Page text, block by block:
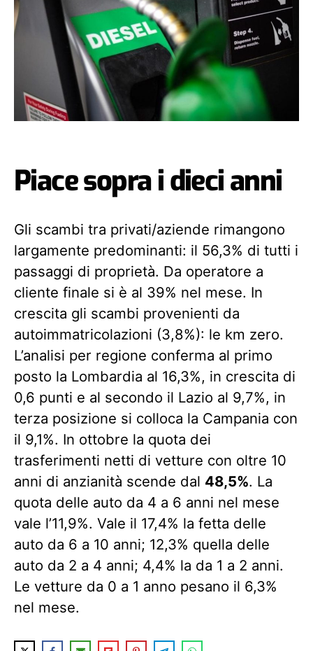
Piace sopra i dieci anni
Gli scambi tra privati/aziende rimangono
largamente predominanti: il 56,3% di tutti i
passaggi di proprietà. Da operatore a
cliente finale si è al 39% nel mese. In
crescita gli scambi provenienti da
autoimmatricolazioni (3,8%): le km zero.
L’analisi per regione conferma al primo
posto la Lombardia al 16,3%, in crescita di
0,6 punti e al secondo il Lazio al 9,7%, in
terza posizione si colloca la Campania con
il 9,1%. In ottobre la quota dei
trasferimenti netti di vetture con oltre 10
anni di anzianità scende dal 48,5%. La
quota delle auto da 4 a 6 anni nel mese
vale l’11,9%. Vale il 17,4% la fetta delle
auto da 6 a 10 anni; 12,3% quella delle
auto da 2 a 4 anni; 4,4% la da 1 a 2 anni.
Le vetture da 0 a 1 anno pesano il 6,3%
nel mese.